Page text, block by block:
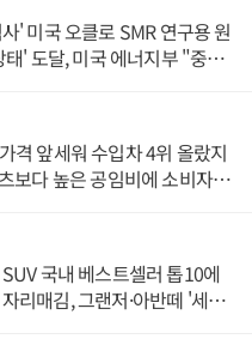
' 미국 오클로 SMR 연구용 원
' 도달, 미국 에너지부 "중요
격 앞세워 수입차 4위 올랐지
보다 높은 공임비에 소비자
국내 베스트셀러 톱10에
리매김, 그랜저·아반떼 '세단